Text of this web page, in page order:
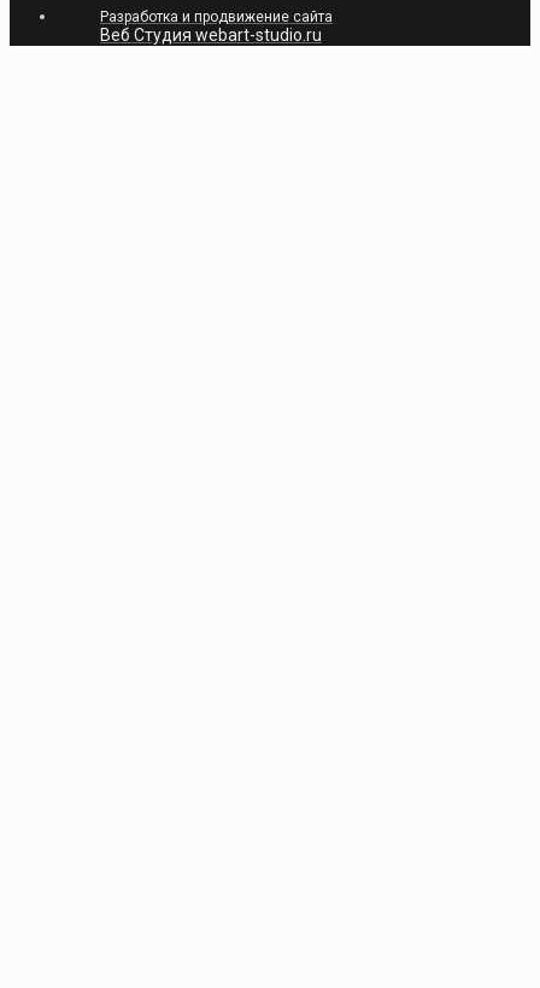
Разработка и продвижение сайта
Веб Студия webart-studio.ru